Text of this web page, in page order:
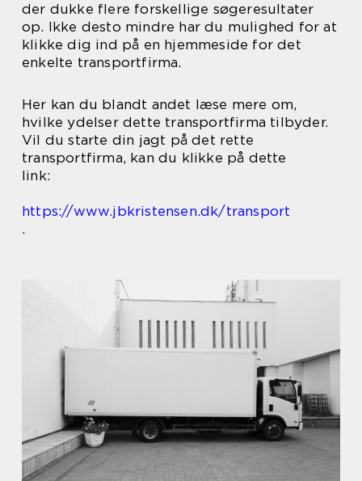
der dukke flere forskellige søgeresultater
op. Ikke desto mindre har du mulighed for at
klikke dig ind på en hjemmeside for det
enkelte transportfirma.
Her kan du blandt andet læse mere om,
hvilke ydelser dette transportfirma tilbyder.
Vil du starte din jagt på det rette
transportfirma, kan du klikke på dette
link:
https://www.jbkristensen.dk/transport
.